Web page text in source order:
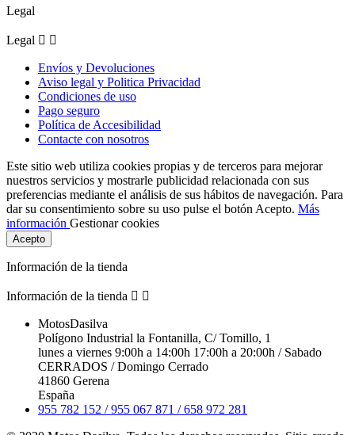
Legal
Legal  
Envíos y Devoluciones
Aviso legal y Politica Privacidad
Condiciones de uso
Pago seguro
Política de Accesibilidad
Contacte con nosotros
Este sitio web utiliza cookies propias y de terceros para mejorar
nuestros servicios y mostrarle publicidad relacionada con sus
preferencias mediante el análisis de sus hábitos de navegación. Para
dar su consentimiento sobre su uso pulse el botón Acepto. Más
información Gestionar cookies
Acepto
Información de la tienda
Información de la tienda  
MotosDasilva
Polígono Industrial la Fontanilla, C/ Tomillo, 1
lunes a viernes 9:00h a 14:00h 17:00h a 20:00h / Sabado
CERRADOS / Domingo Cerrado
41860 Gerena
España
955 782 152 / 955 067 871 / 658 972 281